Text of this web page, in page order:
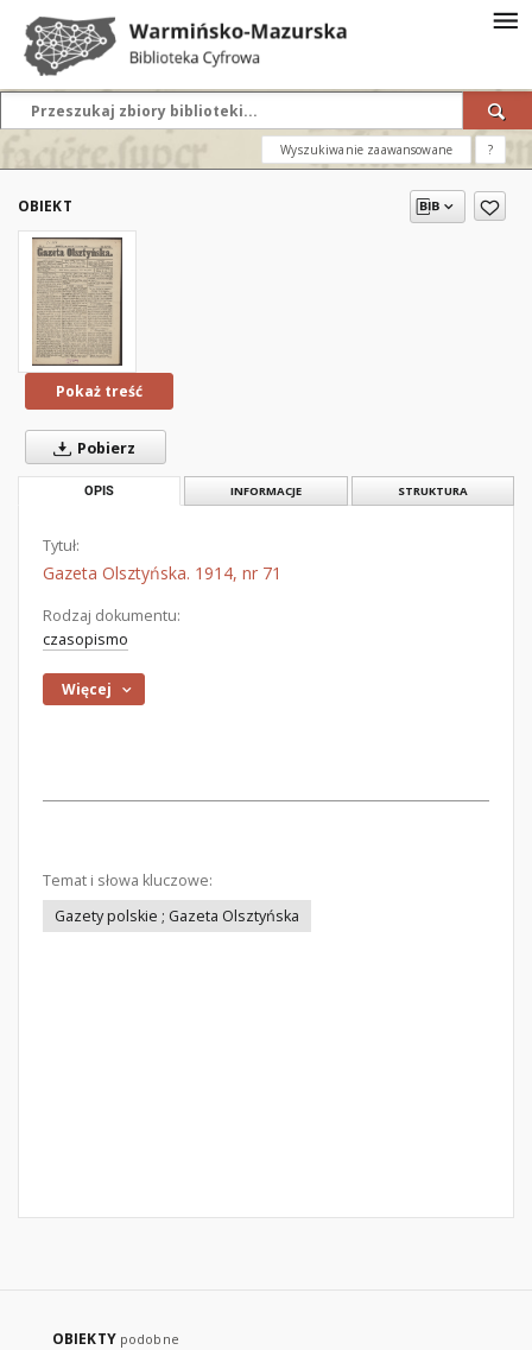
Wyszukiwanie zaawansowane ?
OBIEKT
Pokaż treść
Pobierz
OPIS INFORMACJE STRUKTURA
Tytuł:
Gazeta Olsztyńska. 1914, nr 71
Rodzaj dokumentu:
czasopismo
Więcej
Temat i słowa kluczowe:
Gazety polskie ; Gazeta Olsztyńska
OBIEKTY podobne